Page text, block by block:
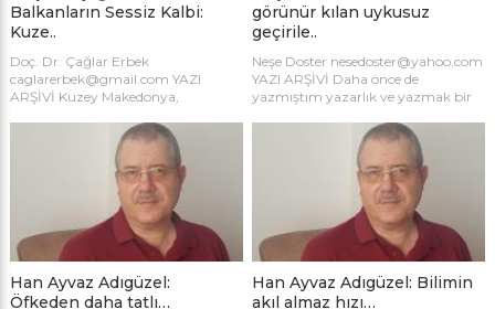
Balkanların Sessiz Kalbi:
Kuze..
Doç. Dr. Çağlar Erbek
caglarerbek@gmail.com YAZI
ARŞİVİ Kuzey Makedonya,
çoğunun fark etmeden geçip gittiği
bir ülkedir. Denize çıkışı yoktur;
nüfusu iki milyonu biraz aşar; adını
bile yakın zamanda değiştirmek
zorunda kalmıştır. Ama bu görece
sessizliğin ardında, Avrupa tarihinin
en yoğun katmanlarından birini
taşıyan bir coğrafya yatmaktadır.
Antik Makedon krallığından Bizans
manastırlarına, Osmanlı […]
görünür kılan uykusuz
geçirile..
Neşe Doster nesedoster@yahoo.com
YAZI ARŞİVİ Daha önce de
yazmıştım yazarlık ve yazmak bir
sorumluluk ister, araştırma ister,
dikkat ister, uykusuz geceler, özel
hayattan, sanatsal etkinliklerden,
uzun seyahatlerden çalınan anlar
ister vb. Yine yazmanın kuralları
vardır, işin öncesi ve sonrası vardır.
Bunun içinde bazı kalıplar ve
gölgelerden kurtulmak gerekir,
yazarken bazen bir […]
Han Ayvaz Adıgüzel:
Öfkeden daha tatlı…
Han Ayvaz Adıgüzel: Bilimin
akıl almaz hızı…